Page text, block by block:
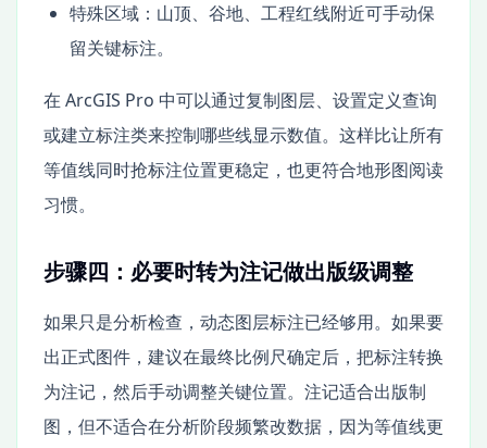
特殊区域：山顶、谷地、工程红线附近可手动保
留关键标注。
在 ArcGIS Pro 中可以通过复制图层、设置定义查询
或建立标注类来控制哪些线显示数值。这样比让所有
等值线同时抢标注位置更稳定，也更符合地形图阅读
习惯。
步骤四：必要时转为注记做出版级调整
如果只是分析检查，动态图层标注已经够用。如果要
出正式图件，建议在最终比例尺确定后，把标注转换
为注记，然后手动调整关键位置。注记适合出版制
图，但不适合在分析阶段频繁改数据，因为等值线更